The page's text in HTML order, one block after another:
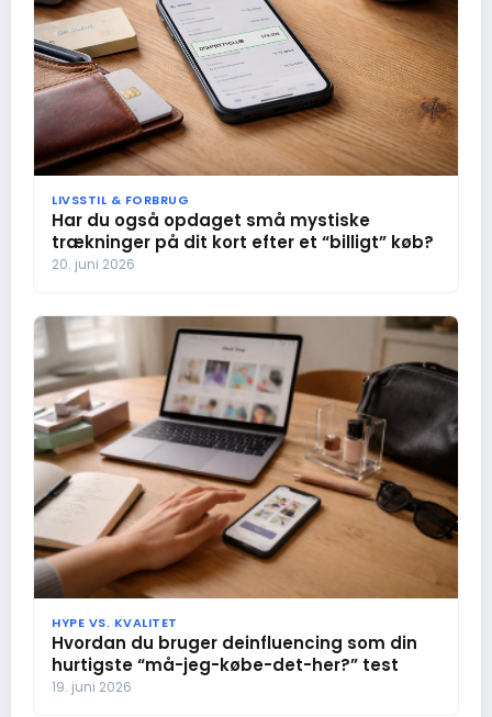
LIVSSTIL & FORBRUG
Har du også opdaget små mystiske
trækninger på dit kort efter et “billigt” køb?
20. juni 2026
HYPE VS. KVALITET
Hvordan du bruger deinfluencing som din
hurtigste “må-jeg-købe-det-her?” test
19. juni 2026